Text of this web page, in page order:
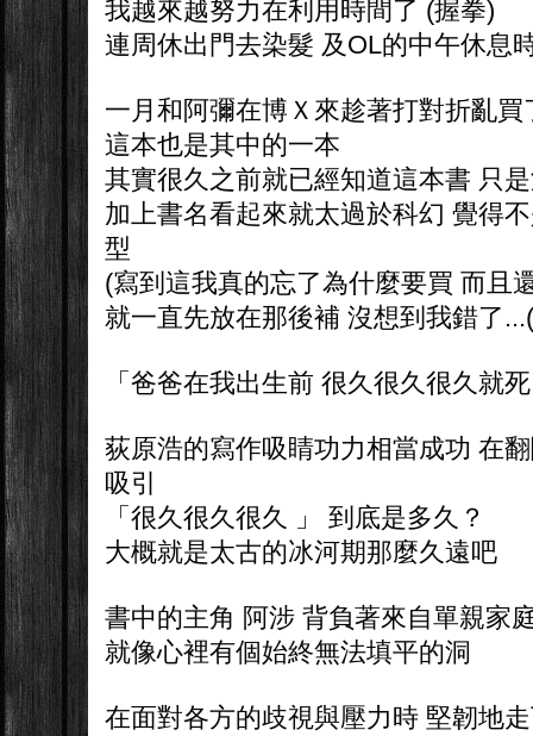
我越來越努力在利用時間了 (握拳)
連周休出門去染髮 及OL的中午休息
一月和阿彌在博Ｘ來趁著打對折亂買
這本也是其中的一本
其實很久之前就已經知道這本書 只
加上書名看起來就太過於科幻 覺得
型
(寫到這我真的忘了為什麼要買 而且
就一直先放在那後補 沒想到我錯了
「爸爸在我出生前 很久很久很久就
荻原浩的寫作吸睛功力相當成功 在
吸引
「很久很久很久 」 到底是多久？
大概就是太古的冰河期那麼久遠吧
書中的主角 阿涉 背負著來自單親家
就像心裡有個始終無法填平的洞
在面對各方的歧視與壓力時 堅韌地